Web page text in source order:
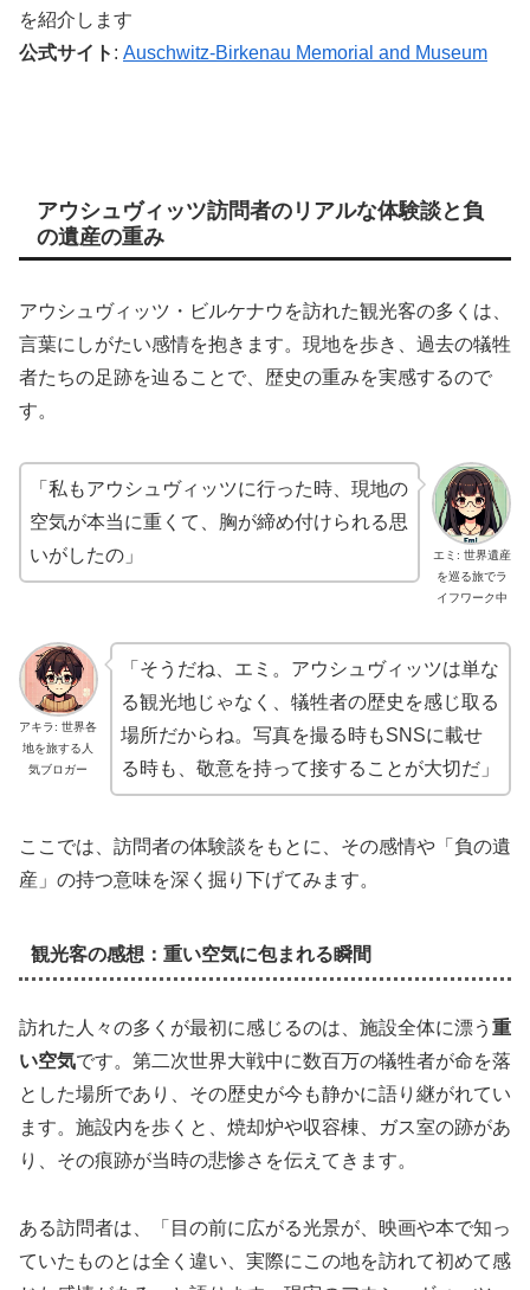
を紹介します
公式サイト : Auschwitz-Birkenau Memorial and Museum
アウシュヴィッツ訪問者のリアルな体験談と負
の遺産の重み
アウシュヴィッツ・ビルケナウを訪れた観光客の多くは、
言葉にしがたい感情を抱きます。現地を歩き、過去の犠牲
者たちの足跡を辿ることで、歴史の重みを実感するので
す。
エミ: 世界遺産
を巡る旅でラ
イフワーク中
「私もアウシュヴィッツに行った時、現地の
空気が本当に重くて、胸が締め付けられる思
いがしたの」
アキラ: 世界各
地を旅する人
気ブロガー
「そうだね、エミ。アウシュヴィッツは単な
る観光地じゃなく、犠牲者の歴史を感じ取る
場所だからね。写真を撮る時もSNSに載せ
る時も、敬意を持って接することが大切だ」
ここでは、訪問者の体験談をもとに、その感情や「負の遺
産」の持つ意味を深く掘り下げてみます。
観光客の感想：重い空気に包まれる瞬間
訪れた人々の多くが最初に感じるのは、施設全体に漂う 重
い空気です。第二次世界大戦中に数百万の犠牲者が命を落
とした場所であり、その歴史が今も静かに語り継がれてい
ます。施設内を歩くと、焼却炉や収容棟、ガス室の跡があ
り、その痕跡が当時の悲惨さを伝えてきます。
ある訪問者は、「目の前に広がる光景が、映画や本で知っ
ていたものとは全く違い、実際にこの地を訪れて初めて感